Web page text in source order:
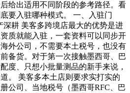
给出适用不同阶段的参考路径。看
要入驻哪种模式。 一、入驻门
深耕 美客多跨境店最大的优势是进
质就能入驻，一套资料可以同步开
外公司，不需要本土税号，也没有
备货。对于第一次接触墨西哥、巴
度、只想小批量测品的新手来说，
。 美客多本土店则要求实打实的
公司、当地税号（墨西哥RFC、巴